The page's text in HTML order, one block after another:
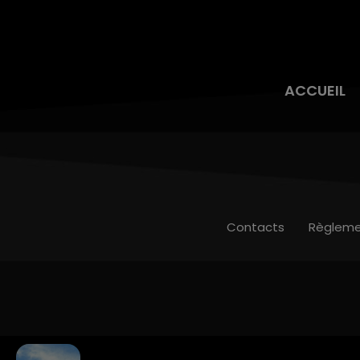
ACCUEIL
Contacts